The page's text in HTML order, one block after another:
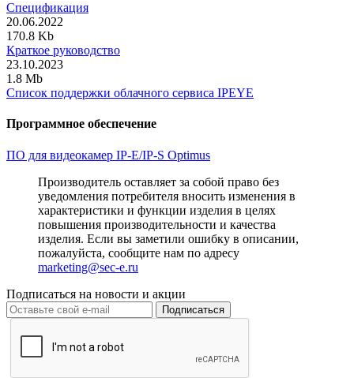
Спецификация
20.06.2022
170.8 Kb
Краткое руководство
23.10.2023
1.8 Mb
Список поддержки облачного сервиса IPEYE
Программное обеспечение
ПО для видеокамер IP-E/IP-S Optimus
Производитель оставляет за собой право без
уведомления потребителя вносить изменения в
характеристики и функции изделия в целях
повышения производительности и качества
изделия. Если вы заметили ошибку в описании,
пожалуйста, сообщите нам по адресу
marketing@sec-e.ru
Подписаться на новости и акции
Подписаться